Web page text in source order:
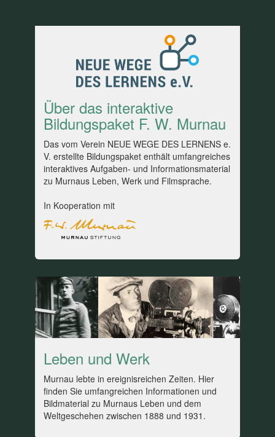
Über das interaktive
Bildungspaket F. W. Murnau
Das vom Verein NEUE WEGE DES LERNENS e.
V. erstellte Bildungspaket enthält umfangreiches
interaktives Aufgaben- und Informationsmaterial
zu Murnaus Leben, Werk und Filmsprache.
In Kooperation mit
Leben und Werk
Murnau lebte in ereignisreichen Zeiten. Hier
finden Sie umfangreichen Informationen und
Bildmaterial zu Murnaus Leben und dem
Weltgeschehen zwischen 1888 und 1931.